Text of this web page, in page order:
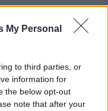
My Personal
to third parties, or
information for
the below opt-out
note that after your